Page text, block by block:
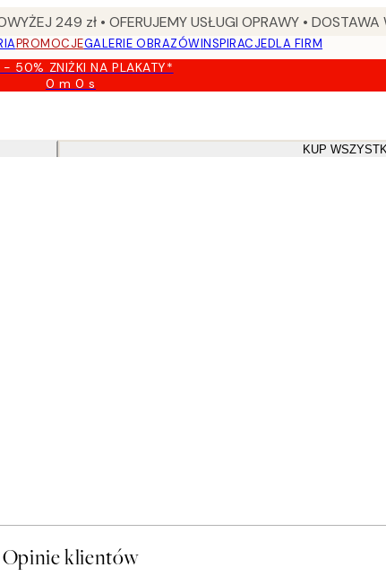
249 zł • OFERUJEMY USŁUGI OPRAWY •
PROMOCJEGALERIE OBRAZÓWINSPIRACJEDLA FIRM
- 50% ZNIŻKI NA PLAKATY*
0 m0 s
Ważny
08-
KUP
Opinie klientów